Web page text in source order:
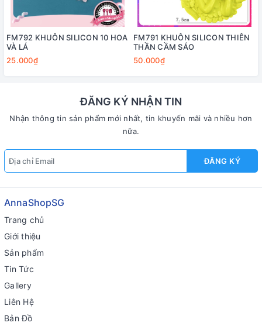
FM792 KHUÔN SILICON 10 HOA
VÀ LÁ
25.000₫
FM791 KHUÔN SILICON THIÊN
THẦN CẦM SÁO
50.000₫
ĐĂNG KÝ NHẬN TIN
Nhận thông tin sản phẩm mới nhất, tin khuyến mãi và nhiều hơn
nữa.
ĐĂNG KÝ
AnnaShopSG
Trang chủ
Giới thiệu
Sản phẩm
Tin Tức
Gallery
Liên Hệ
Bản Đồ